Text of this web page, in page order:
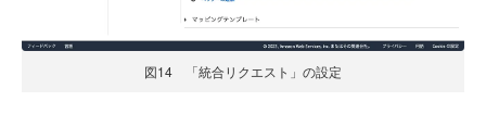
図14 「統合リクエスト」の設定